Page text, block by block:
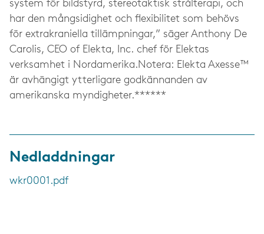
system för bildstyrd, stereotaktisk strålterapi, och
har den mångsidighet och flexibilitet som behövs
för extrakraniella tillämpningar,” säger Anthony De
Carolis, CEO of Elekta, Inc. chef för Elektas
verksamhet i Nordamerika.Notera: Elekta Axesse™
är avhängigt ytterligare godkännanden av
amerikanska myndigheter.******
Nedladdningar
wkr0001.pdf